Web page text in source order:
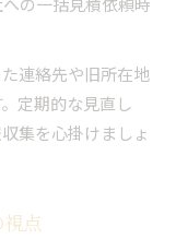
連絡先や旧所在地
定期的な見直し
集を心掛けましょ
点